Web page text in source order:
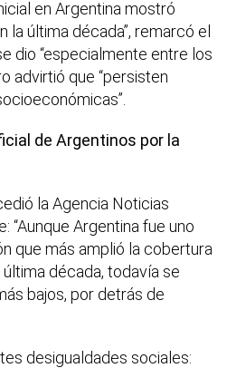
en Argentina mostró
la última década”, remarcó el
dio “especialmente entre los
advirtió que “persisten
de Argentinos por la
la Agencia Noticias
“Aunque Argentina fue uno
que más amplió la cobertura
década, todavía se
bajos, por detrás de
desigualdades sociales: